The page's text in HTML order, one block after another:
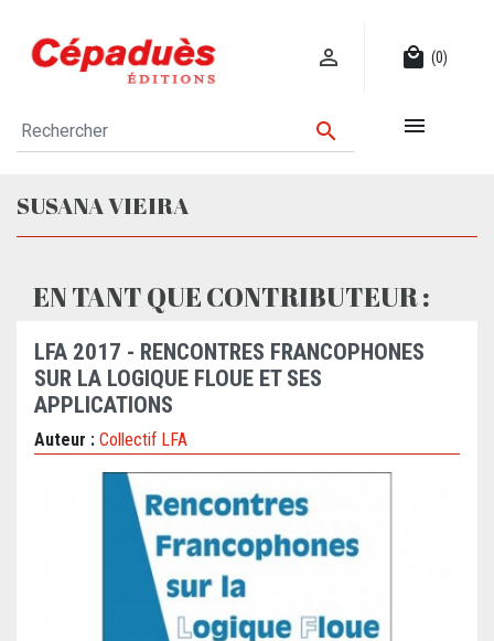
 local_mall (0)
 
SUSANA VIEIRA
EN TANT QUE CONTRIBUTEUR :
LFA 2017 - RENCONTRES FRANCOPHONES
SUR LA LOGIQUE FLOUE ET SES
APPLICATIONS
Auteur : Collectif LFA